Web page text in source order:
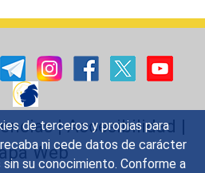
de terceros y propias para
ni cede datos de carácter
su conocimiento. Conforme a
|Accesibilidad |
Web